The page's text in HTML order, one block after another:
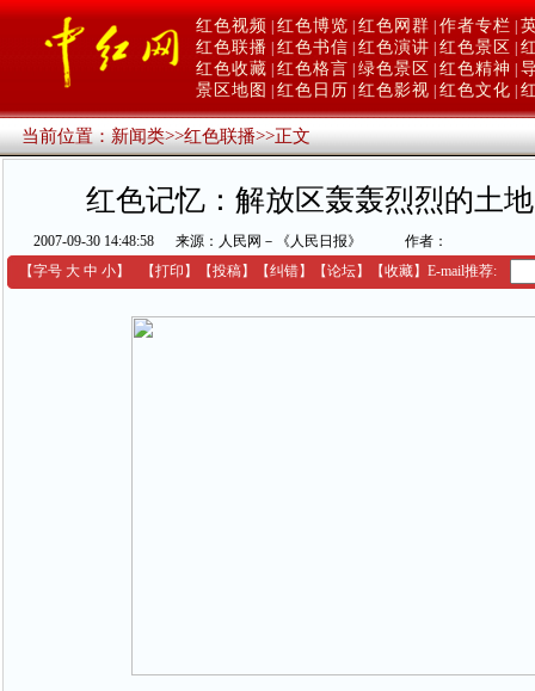
红色视频 红色博览 红色网群 作者专栏
红色联播 红色书信 红色演讲 红色景区
红色收藏 红色格言 绿色景区 红色精神
景区地图
红色日历 红色影视 红色文化
当前位置：新闻类>>红色联播>>正文
红色记忆：解放区轰轰烈烈的土
2007-09-30 14:48:58 来源：人民网－《人民日报》
作者：
【字号 大 中 小】 【打印 】 【投稿】 【纠错】 【论坛】 【收藏】 E-mail推荐: